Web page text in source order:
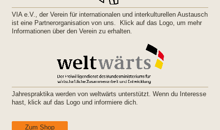
VIA e.V., der Verein für internationalen und interkulturellen Austausch
ist eine Partnerorganisation von uns. Klick auf das Logo, um mehr
Informationen über den Verein zu erhalten.
Jahrespraktika werden von weltwärts unterstützt. Wenn du Interesse
hast, klick auf das Logo und informiere dich.
Zum Shop